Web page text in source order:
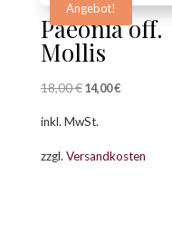
Angebot!
Paeonia off.
Mollis
18,00€ Ursprünglicher
18,00 €
14,00€Aktueller
14,00 €.
inkl. MwSt.
zzgl. Versandkosten